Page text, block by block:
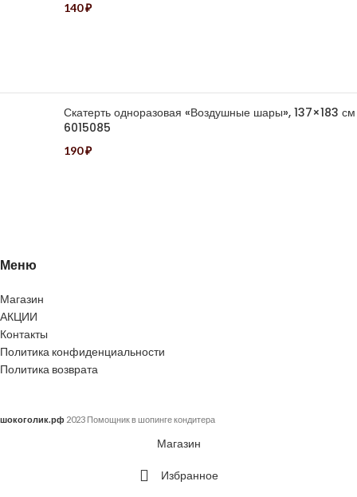
140₽
Скатерть одноразовая «Воздушные шары», 137×183 см
6015085
190₽
Меню
Магазин
АКЦИИ
Контакты
Политика конфиденциальности
Политика возврата
шокоголик.рф 2023 Помощник в шопинге кондитера
Магазин
Избранное